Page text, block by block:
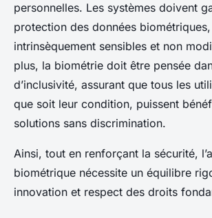
personnelles. Les systèmes doivent
protection des données
intrinsèquement sensibles et non
plus, la biométrie doit être pensée
d’inclusivité, assurant que tous les
que soit leur condition, puissent
solutions sans discrimination.
Ainsi, tout en renforçant la sécurité,
biométrique nécessite un équilibre
innovation et respect des droits